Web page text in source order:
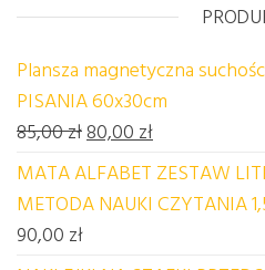
Plansza magnetyczna
PISANIA 60x30cm
85,00złPierwotna cena
80,00 złAktualna
MATA ALFABET ZESTAW
METODA NAUKI CZYTANIA
90,00 zł